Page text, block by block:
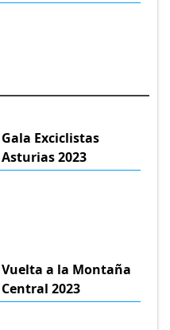
Gala Exciclistas
Asturias 2023
Vuelta a la Montaña
Central 2023